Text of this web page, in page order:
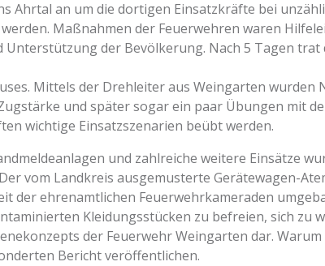
Ahrtal an um die dortigen Einsatzkräfte bei
Maßnahmen der Feuerwehren waren
der Bevölkerung. Nach 5 Tagen
Mittels der Drehleiter aus Weingarten
und später sogar ein paar Übungen mit
wichtige Einsatzszenarien beübt werden.
und zahlreiche weitere Einsätze
vom Landkreis ausgemusterte Gerätewagen-
ehrenamtlichen Feuerwehrkameraden
Kleidungsstücken zu befreien, sich zu
der Feuerwehr Weingarten dar.
Bericht veröffentlichen.